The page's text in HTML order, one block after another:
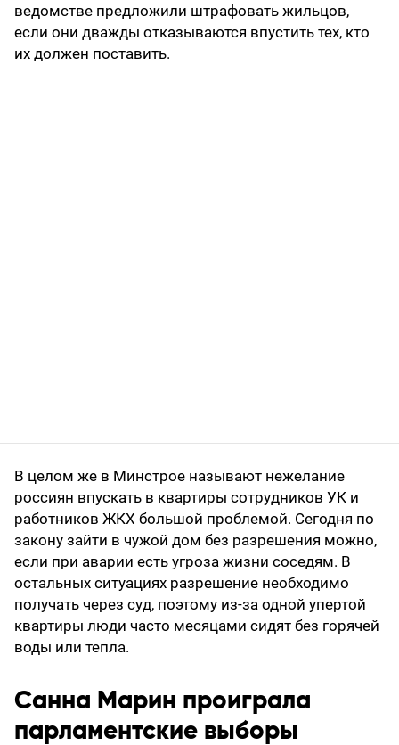
ведомстве предложили штрафовать жильцов,
если они дважды отказываются впустить тех, кто
их должен поставить.
В целом же в Минстрое называют нежелание
россиян впускать в квартиры сотрудников УК и
работников ЖКХ большой проблемой. Сегодня по
закону зайти в чужой дом без разрешения можно,
если при аварии есть угроза жизни соседям. В
остальных ситуациях разрешение необходимо
получать через суд, поэтому из-за одной упертой
квартиры люди часто месяцами сидят без горячей
воды или тепла.
Санна Марин проиграла
парламентские выборы